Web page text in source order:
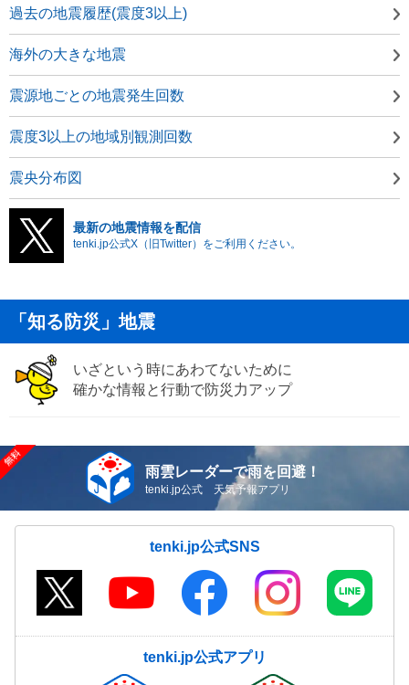
過去の地震履歴(震度3以上)
海外の大きな地震
震源地ごとの地震発生回数
震度3以上の地域別観測回数
震央分布図
最新の地震情報を配信
tenki.jp公式X（旧Twitter）をご利用ください。
「知る防災」地震
いざという時にあわてないために
確かな情報と行動で防災力アップ
雨雲レーダーで雨を回避！
tenki.jp公式 天気予報アプリ
tenki.jp公式SNS
tenki.jp公式アプリ